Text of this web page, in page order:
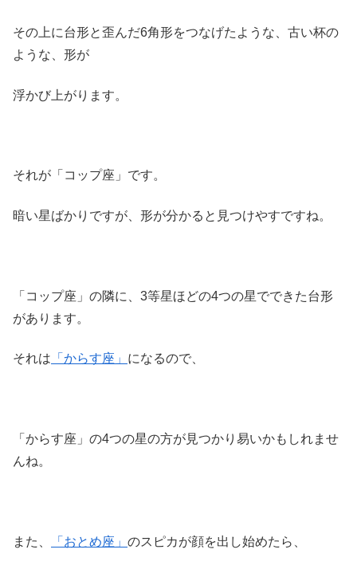
その上に台形と歪んだ6角形をつなげたような、古い杯の
ような、形が
浮かび上がります。
それが「コップ座」です。
暗い星ばかりですが、形が分かると見つけやすですね。
「コップ座」の隣に、3等星ほどの4つの星でできた台形
があります。
それは 「からす座」 になるので、
「からす座」の4つの星の方が見つかり易いかもしれませ
んね。
また、 「おとめ座」 のスピカが顔を出し始めたら、